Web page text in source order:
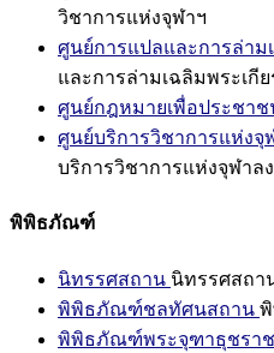
วิชาการแห่งจุฬาฯ
ศูนย์การแปลและการล่าม
และการล่ามเฉลิมพระเกี
ศูนย์กฎหมายเพื่อประชาช
ศูนย์บริการวิชาการแห่ง
บริการวิชาการแห่งจุฬา
พิพิธภัณฑ์
นิทรรศสถาน นิทรรศสถา
พิพิธภัณฑ์ชลทัศนสถาน
พิพิธภัณฑ์พระจุฑาธุชรา